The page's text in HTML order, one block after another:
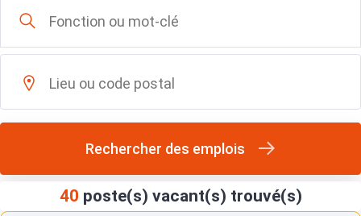
Rechercher des emplois
40 poste(s) vacant(s) trouvé(s)